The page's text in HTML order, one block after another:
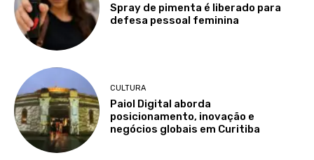
Spray de pimenta é liberado para
defesa pessoal feminina
CULTURA
Paiol Digital aborda
posicionamento, inovação e
negócios globais em Curitiba